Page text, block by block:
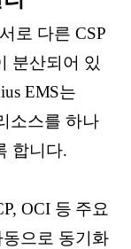
로 다른 CSP
분산되어 있
EMS는
소스를 하나
합니다.
OCI 등 주요
으로 동기화